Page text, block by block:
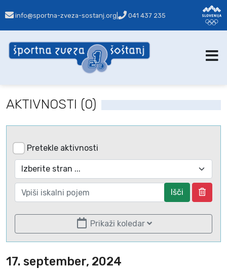
info@sportna-zveza-sostanj.org 041 437 235
AKTIVNOSTI (0)
Pretekle aktivnosti
Išči
Prikaži koledar
17. september, 2024